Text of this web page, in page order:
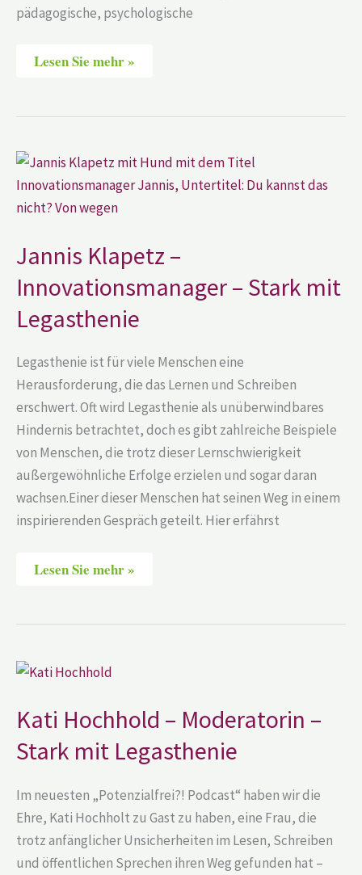
pädagogische, psychologische
Lesen Sie mehr »
Jannis Klapetz –
Innovationsmanager – Stark mit
Legasthenie
Legasthenie ist für viele Menschen eine
Herausforderung, die das Lernen und Schreiben
erschwert. Oft wird Legasthenie als unüberwindbares
Hindernis betrachtet, doch es gibt zahlreiche Beispiele
von Menschen, die trotz dieser Lernschwierigkeit
außergewöhnliche Erfolge erzielen und sogar daran
wachsen.Einer dieser Menschen hat seinen Weg in einem
inspirierenden Gespräch geteilt. Hier erfährst
Jannis
Klapetz
–
Innovationsmanager
–
Legasthenie
Lesen Sie mehr »
Kati Hochhold – Moderatorin –
Stark mit Legasthenie
Im neuesten „Potenzialfrei?! Podcast“ haben wir die
Ehre, Kati Hochholt zu Gast zu haben, eine Frau, die
trotz anfänglicher Unsicherheiten im Lesen, Schreiben
und öffentlichen Sprechen ihren Weg gefunden hat –
Kati
Hochhold
Moderatorin
–
Stark
mit
Legasthenie